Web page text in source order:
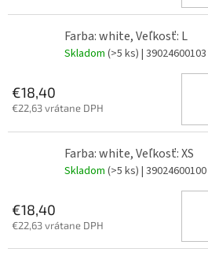
Farba: white, Veľkosť: L
Skladom (>5 ks) | 39024600103
€18,40
€22,63 vrátane DPH
Farba: white, Veľkosť: XS
Skladom (>5 ks) | 39024600100
€18,40
€22,63 vrátane DPH